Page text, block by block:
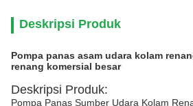
Deskripsi Produk
Pompa panas asam udara kolam
renang komersial besar
Deskripsi Produk:
Pompa Panas Sumber Udara Kolam